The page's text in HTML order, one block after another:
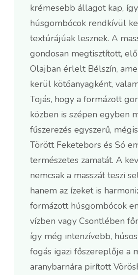
krémesebb állagot kap,
húsgombócok rendkívül
textúrájúak lesznek. A
gondosan megtisztított,
Olajban érlelt Bélszín,
kerül kötőanyagként,
Tojás, hogy a formázott
közben is szépen egyben
fűszerezés egyszerű,
Törött Feketebors és Só
természetes zamatát. A
nemcsak a masszát teszi
hanem az ízeket is
formázott húsgombócok
vízben vagy Csontlében
így még intenzívebb,
fogás igazi főszereplője a
aranybarnára pirított